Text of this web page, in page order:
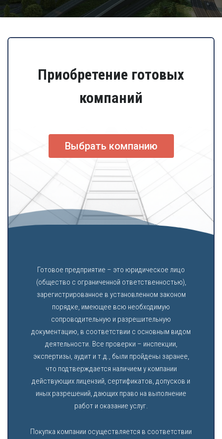
Приобретение готовых
компаний
Выбрать компанию
Готовое предприятие – это юридическое лицо
(общество с ограниченной ответственностью),
зарегистрированное в установленном законом
порядке, имеющее всю необходимую
сопроводительную и разрешительную
документацию, в соответствии с основным видом
деятельности. Все проверки – инспекции,
экспертизы, аудит и т.д., были пройдены заранее,
что подтверждается наличием у компании
действующих лицензий, сертификатов, допусков и
иных разрешений, дающих право на выполнение
работ и оказание услуг.
Покупка компании осуществляется в соответствии